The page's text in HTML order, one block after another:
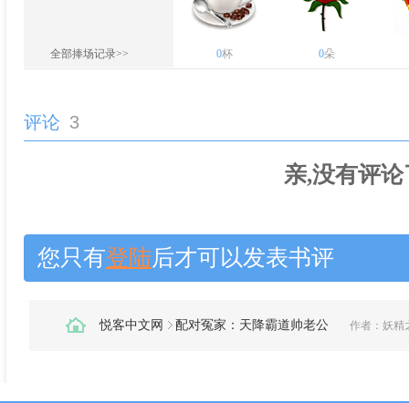
全部捧场记录>> 0杯 0朵
评论 3
亲,没有评论
您只有登陆后才可以发表书评
悦客中文网 配对冤家：天降霸道帅老公 作者： 妖精